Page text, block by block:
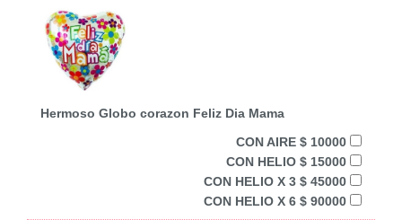
Hermoso Globo corazon Feliz Dia Mama
CON AIRE $ 10000
CON HELIO $ 15000
CON HELIO X 3 $ 45000
CON HELIO X 6 $ 90000